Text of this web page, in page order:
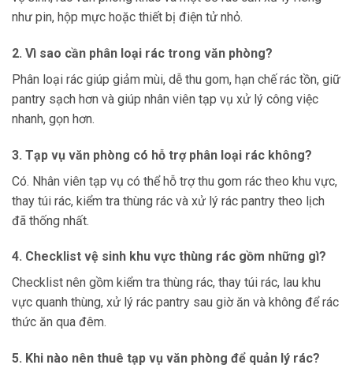
như pin, hộp mực hoặc thiết bị điện tử nhỏ.
2. Vì sao cần phân loại rác trong văn phòng?
Phân loại rác giúp giảm mùi, dễ thu gom, hạn chế rác tồn, giữ
pantry sạch hơn và giúp nhân viên tạp vụ xử lý công việc
nhanh, gọn hơn.
3. Tạp vụ văn phòng có hỗ trợ phân loại rác không?
Có. Nhân viên tạp vụ có thể hỗ trợ thu gom rác theo khu vực,
thay túi rác, kiểm tra thùng rác và xử lý rác pantry theo lịch
đã thống nhất.
4. Checklist vệ sinh khu vực thùng rác gồm những gì?
Checklist nên gồm kiểm tra thùng rác, thay túi rác, lau khu
vực quanh thùng, xử lý rác pantry sau giờ ăn và không để rác
thức ăn qua đêm.
5. Khi nào nên thuê tạp vụ văn phòng để quản lý rác?